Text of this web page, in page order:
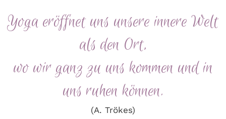
Yoga eröffnet uns unsere innere Welt
als den Ort,
wo wir ganz zu uns kommen und in
uns ruhen können.
(A. Trökes)